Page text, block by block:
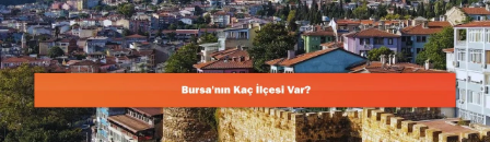
Resmi Reklamlar